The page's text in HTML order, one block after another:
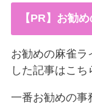
【PR】お勧
お勧めの麻雀ラ
した記事はこち
一番お勧めの事